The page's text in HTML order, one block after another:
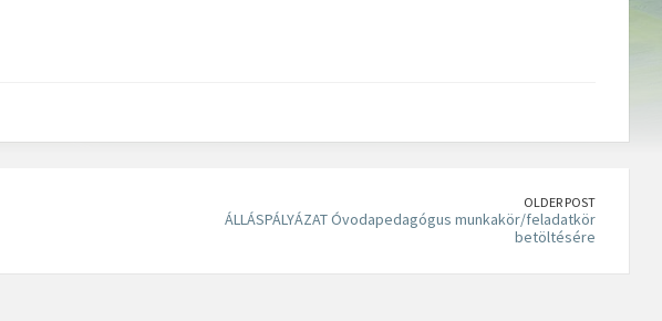
OLDER POST
ÁLLÁSPÁLYÁZAT Óvodapedagógus munkakör/feladatkör
betöltésére